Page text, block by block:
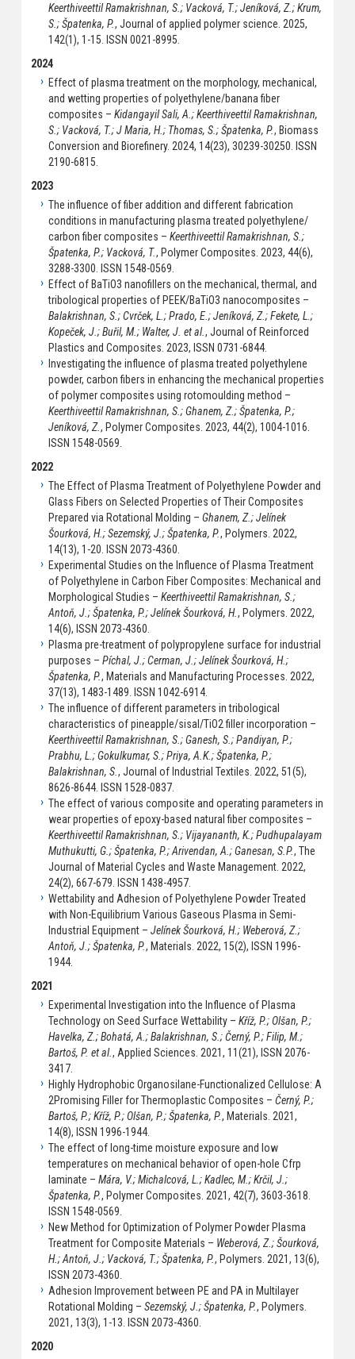
Keerthiveettil Ramakrishnan, S.; Vacková, T.; Jeníková, Z.; Krum,
S.; Špatenka, P., Journal of applied polymer science. 2025,
142(1), 1-15. ISSN 0021-8995.
2024
Effect of plasma treatment on the morphology, mechanical,
and wetting properties of polyethylene/banana fiber
composites – Kidangayil Sali, A.; Keerthiveettil Ramakrishnan,
S.; Vacková, T.; J Maria, H.; Thomas, S.; Špatenka, P., Biomass
Conversion and Biorefinery. 2024, 14(23), 30239-30250. ISSN
2190-6815.
2023
The influence of fiber addition and different fabrication
conditions in manufacturing plasma treated polyethylene/
carbon fiber composites – Keerthiveettil Ramakrishnan, S.;
Špatenka, P.; Vacková, T., Polymer Composites. 2023, 44(6),
3288-3300. ISSN 1548-0569.
Effect of BaTiO3 nanofillers on the mechanical, thermal, and
tribological properties of PEEK/BaTiO3 nanocomposites –
Balakrishnan, S.; Cvrček, L.; Prado, E.; Jeníková, Z.; Fekete, L.;
Kopeček, J.; Buřil, M.; Walter, J. et al., Journal of Reinforced
Plastics and Composites. 2023, ISSN 0731-6844.
Investigating the influence of plasma treated polyethylene
powder, carbon fibers in enhancing the mechanical properties
of polymer composites using rotomoulding method –
Keerthiveettil Ramakrishnan, S.; Ghanem, Z.; Špatenka, P.;
Jeníková, Z., Polymer Composites. 2023, 44(2), 1004-1016.
ISSN 1548-0569.
2022
The Effect of Plasma Treatment of Polyethylene Powder and
Glass Fibers on Selected Properties of Their Composites
Prepared via Rotational Molding – Ghanem, Z.; Jelínek
Šourková, H.; Sezemský, J.; Špatenka, P., Polymers. 2022,
14(13), 1-20. ISSN 2073-4360.
Experimental Studies on the Influence of Plasma Treatment
of Polyethylene in Carbon Fiber Composites: Mechanical and
Morphological Studies – Keerthiveettil Ramakrishnan, S.;
Antoň, J.; Špatenka, P.; Jelínek Šourková, H., Polymers. 2022,
14(6), ISSN 2073-4360.
Plasma pre-treatment of polypropylene surface for industrial
purposes – Píchal, J.; Cerman, J.; Jelínek Šourková, H.;
Špatenka, P., Materials and Manufacturing Processes. 2022,
37(13), 1483-1489. ISSN 1042-6914.
The influence of different parameters in tribological
characteristics of pineapple/sisal/TiO2 filler incorporation –
Keerthiveettil Ramakrishnan, S.; Ganesh, S.; Pandiyan, P.;
Prabhu, L.; Gokulkumar, S.; Priya, A.K.; Špatenka, P.;
Balakrishnan, S., Journal of Industrial Textiles. 2022, 51(5),
8626-8644. ISSN 1528-0837.
The effect of various composite and operating parameters in
wear properties of epoxy-based natural fiber composites –
Keerthiveettil Ramakrishnan, S.; Vijayananth, K.; Pudhupalayam
Muthukutti, G.; Špatenka, P.; Arivendan, A.; Ganesan, S.P., The
Journal of Material Cycles and Waste Management. 2022,
24(2), 667-679. ISSN 1438-4957.
Wettability and Adhesion of Polyethylene Powder Treated
with Non-Equilibrium Various Gaseous Plasma in Semi-
Industrial Equipment – Jelínek Šourková, H.; Weberová, Z.;
Antoň, J.; Špatenka, P., Materials. 2022, 15(2), ISSN 1996-
1944.
2021
Experimental Investigation into the Influence of Plasma
Technology on Seed Surface Wettability – Kříž, P.; Olšan, P.;
Havelka, Z.; Bohatá, A.; Balakrishnan, S.; Černý, P.; Filip, M.;
Bartoš, P. et al., Applied Sciences. 2021, 11(21), ISSN 2076-
3417.
Highly Hydrophobic Organosilane-Functionalized Cellulose: A
2Promising Filler for Thermoplastic Composites – Černý, P.;
Bartoš, P.; Kříž, P.; Olšan, P.; Špatenka, P., Materials. 2021,
14(8), ISSN 1996-1944.
The effect of long-time moisture exposure and low
temperatures on mechanical behavior of open-hole Cfrp
laminate – Mára, V.; Michalcová, L.; Kadlec, M.; Krčil, J.;
Špatenka, P., Polymer Composites. 2021, 42(7), 3603-3618.
ISSN 1548-0569.
New Method for Optimization of Polymer Powder Plasma
Treatment for Composite Materials – Weberová, Z.; Šourková,
H.; Antoň, J.; Vacková, T.; Špatenka, P., Polymers. 2021, 13(6),
ISSN 2073-4360.
Adhesion Improvement between PE and PA in Multilayer
Rotational Molding – Sezemský, J.; Špatenka, P., Polymers.
2021, 13(3), 1-13. ISSN 2073-4360.
2020